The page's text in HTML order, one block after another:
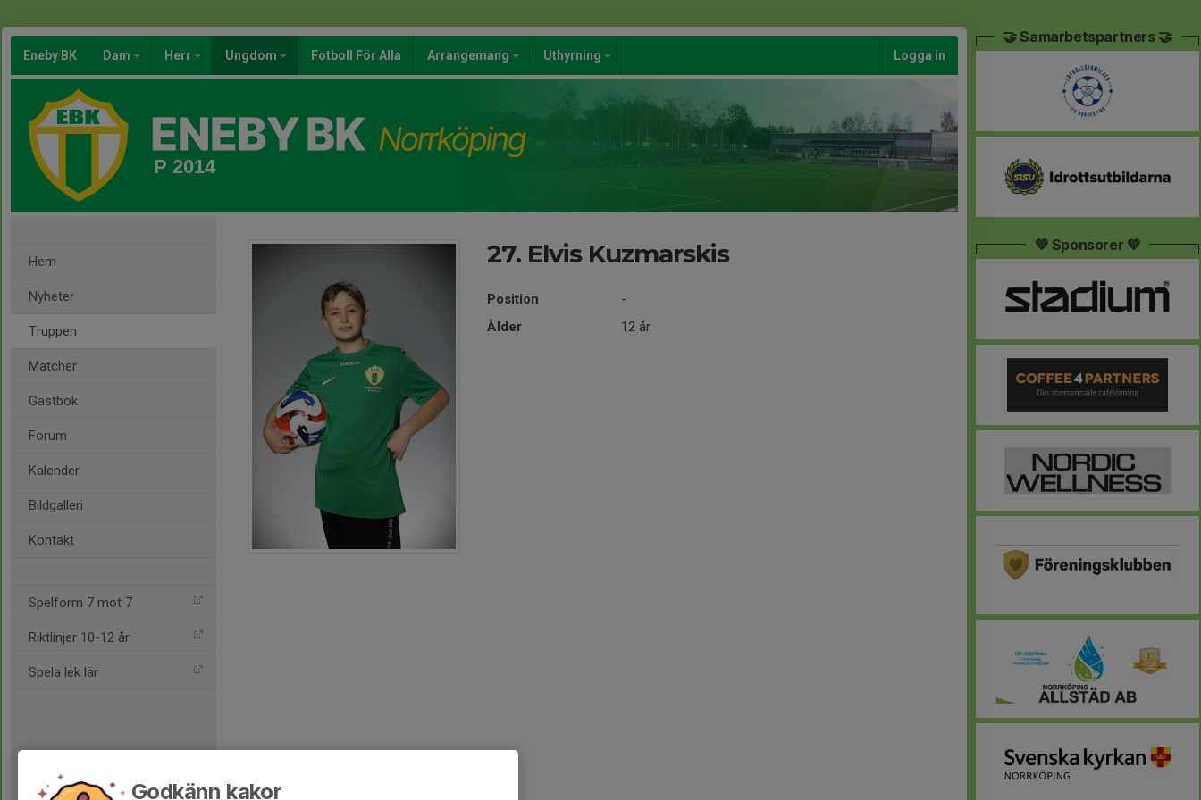
Eneby BK Dam Herr Ungdom Fotboll För Alla Arrangemang Uthyrning Logga in
P 2014
Hem
Nyheter
Truppen
Matcher
Gästbok
Forum
Kalender
Bildgalleri
Kontakt
Spelform 7 mot 7
Riktlinjer 10-12 år
Spela lek lär
27. Elvis Kuzmarskis
Position
-
Ålder
12 år
🤝 Samarbetspartners 🤝
💚 Sponsorer 💚
Godkänn kakor